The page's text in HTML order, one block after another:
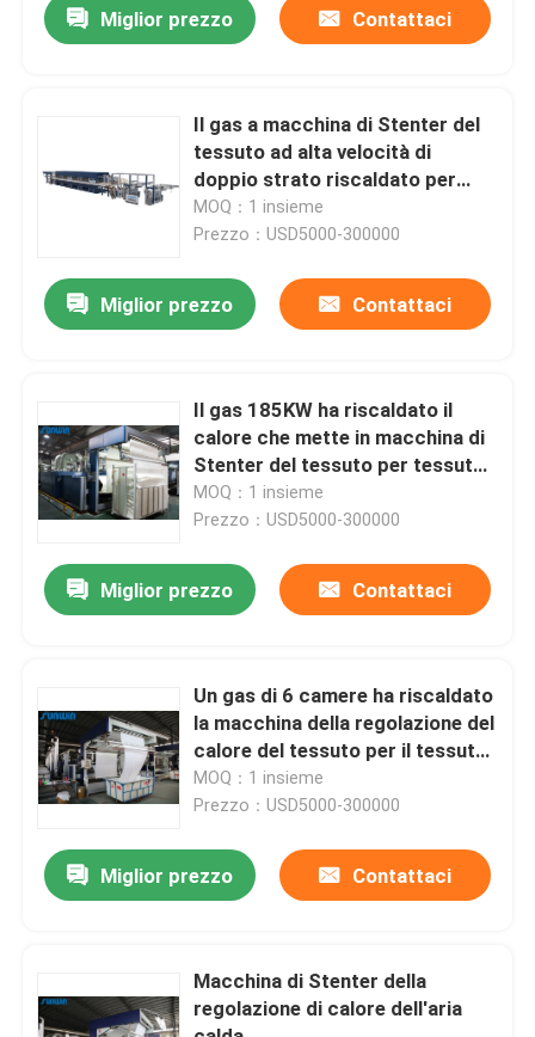
Circa noi
Giro della fabbrica
Contattici
Richieda una citazione
macchina dello stenter del tessuto
Macchina di Stenter del tessuto
Miglior prezzo Contattaci
Il gas a macchina di Stenter del
tessuto ad alta velocità di
doppio strato riscaldato per
tricotta il tessuto
MOQ：1 insieme
Prezzo：USD5000-300000
Miglior prezzo Contattaci
Il gas 185KW ha riscaldato il
calore che mette in macchina di
Stenter del tessuto per tessuto
pesante
MOQ：1 insieme
Prezzo：USD5000-300000
Miglior prezzo Contattaci
Un gas di 6 camere ha riscaldato
la macchina della regolazione del
calore del tessuto per il tessuto
di cotone 80m/Min
MOQ：1 insieme
Prezzo：USD5000-300000
Miglior prezzo Contattaci
Macchina di Stenter della
regolazione di calore dell'aria